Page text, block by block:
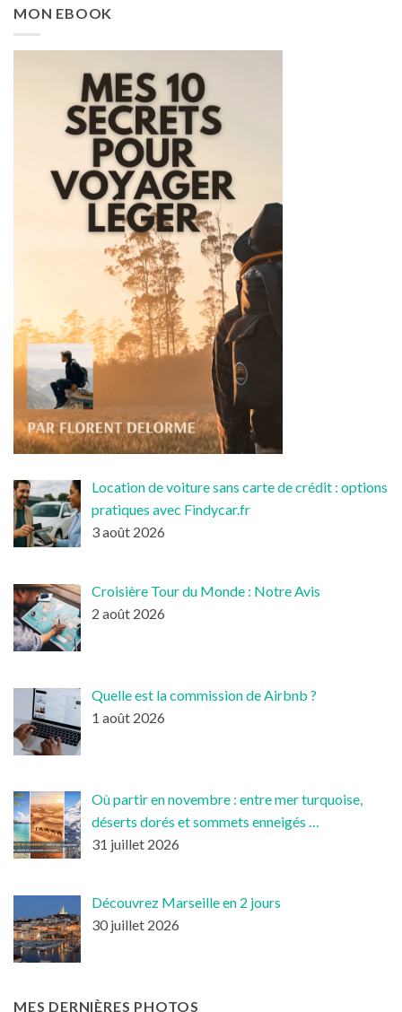
MON EBOOK
Location de voiture sans carte de crédit : options
pratiques avec Findycar.fr
3 août 2026
Croisière Tour du Monde : Notre Avis
2 août 2026
Quelle est la commission de Airbnb ?
1 août 2026
Où partir en novembre : entre mer turquoise,
déserts dorés et sommets enneigés …
31 juillet 2026
Découvrez Marseille en 2 jours
30 juillet 2026
MES DERNIÈRES PHOTOS